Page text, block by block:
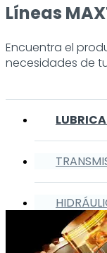
Líneas
Encuentra el
necesidades de